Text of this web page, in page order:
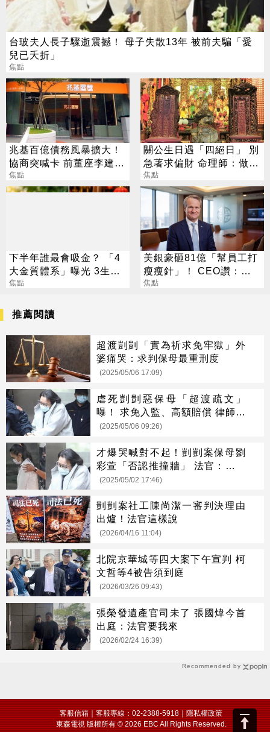
台玻夫人長子驟逝震撼！ 母子失散13年 被前夫騙「愛
兒已夭折」
焦點
兆基百億債務風暴擴大！
協商突喊卡 前董座李建成
遭檢調搜索
焦點
關公生日遇「四絕日」 別
急著求偏財 命理師：做1
事更有效
焦點
下半年誰最會吸金？ 「4
大金質體系」曝光 3生肖
偏財旺到「錢自己找上
焦點
美銀豪砸81億「幫員工打
瘦瘦針」！ CEO讚：一
項值得的投資
焦點
Recommended by
推薦閱讀
超渡剴剴「實為祈求免牢獄」外
婆痛哭：求判保母最重刑度
(2025/05/06 17:09)
虐死剴剴惡保母「超渡疏文」
曝！ 求免入監、高額賠償 律師：
有悔意
(2025/05/06 09:26)
才爆哭喊對不起！剴剴案保母劉
彩萱「否認推撞牆」 法官：那認
什麼罪
(2025/05/02 17:46)
剴剴案社工陳尚潔一審判決理由
出爐！法官這樣說
(2026/04/16 11:04)
北院京華城等四大案下午宣判 柯
文哲等4被告須到庭
(2026/03/26 09:43)
張榮發遺產官司未了 張國煒今首
出庭：法官要我來
(2026/02/24 16:39)
客服信箱｜客服專線：02-2388-5918｜隱私權政策
東森電視 版權所有 © 2026 EBC All Rights Reserved.